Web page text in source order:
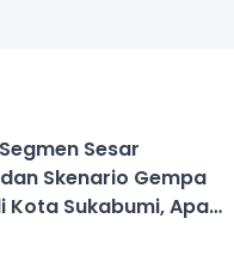
Sesar
Skenario Gempa
Kota Sukabumi, Apa
Dilakukan?